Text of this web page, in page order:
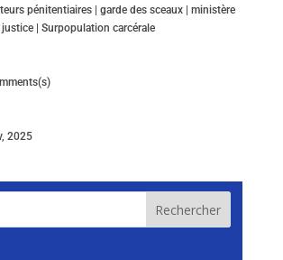
pénitentiaires| garde des sceaux| ministère
justice| Surpopulation carcérale
2025
Rechercher